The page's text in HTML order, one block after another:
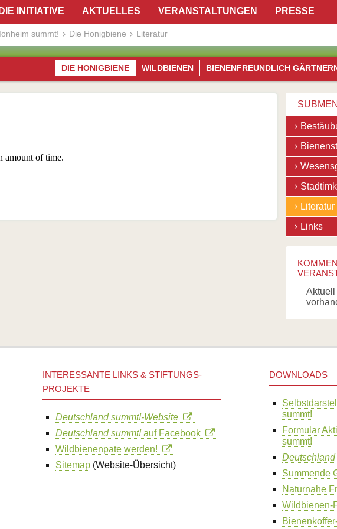
DIE INITIATIVE AKTUELLES VERANSTALTUNGEN
PRESSE
summt! Die Honigbiene Literatur
DIE HONIGBIENE WILDBIENEN BIENENFREUNDLICH
Navigation
Literatur
Links
Aktuell
INTERESSANTE LINKS & STIFTUNGS-
PROJEKTE
Deutschland summt!-Website
Deutschland summt!auf Facebook
Wildbienenpate werden!
Sitemap (Website-Übersicht)
DOWNLOADS
summt!
Formular
summt!
Deutschland
Summende
Naturnahe
Wildbienen-